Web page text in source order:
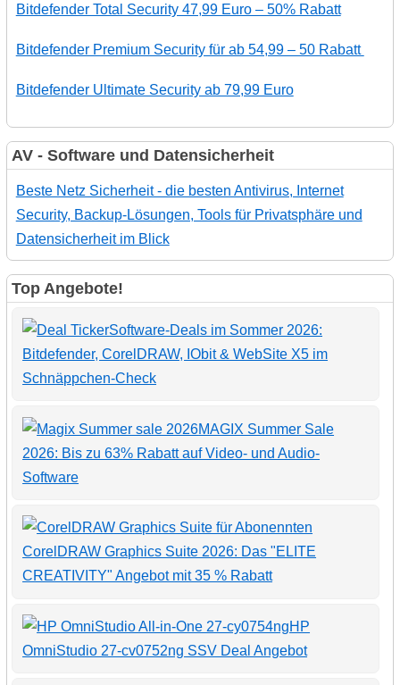
Bitdefender Total Security 47,99 Euro – 50% Rabatt
Bitdefender Premium Security für ab 54,99 – 50 Rabatt
Bitdefender Ultimate Security ab 79,99 Euro
AV - Software und Datensicherheit
Beste Netz Sicherheit - die besten Antivirus, Internet
Security, Backup-Lösungen, Tools für Privatsphäre und
Datensicherheit im Blick
Top Angebote!
Software-Deals im Sommer 2026:
Bitdefender, CorelDRAW, IObit & WebSite X5 im
Schnäppchen-Check
MAGIX Summer Sale
2026: Bis zu 63% Rabatt auf Video- und Audio-
Software
CorelDRAW Graphics Suite 2026: Das "ELITE
CREATIVITY" Angebot mit 35 % Rabatt
HP
OmniStudio 27-cv0752ng SSV Deal Angebot